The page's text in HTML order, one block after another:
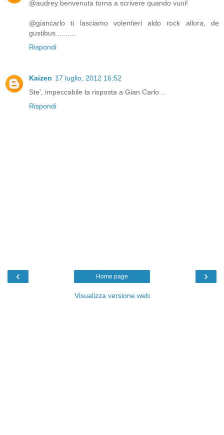
@audrey benvenuta torna a scrivere quando vuoi!
@giancarlo ti lasciamo volentieri aldo rock allora, de
gustibus..........
Rispondi
Kaizen 17 luglio, 2012 16:52
Ste', impeccabile la risposta a Gian Carlo ..
Rispondi
‹ ›
Home page
Visualizza versione web